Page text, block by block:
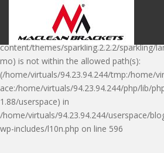
Warning: is_readable(): open_basedir
File(/home/virtuals/94.23.94.244/
ww/wp-
content/themes/sparkling.2.2.2/sparkling/
mo) is not within the allowed path(s):
(/home/virtuals/94.23.94.244/tmp:/home/
ace:/home/virtuals/94.23.94.244/php/lib/
1.88/userspace) in
/home/virtuals/94.23.94.244/userspace/
wp-includes/l10n.php on line 596